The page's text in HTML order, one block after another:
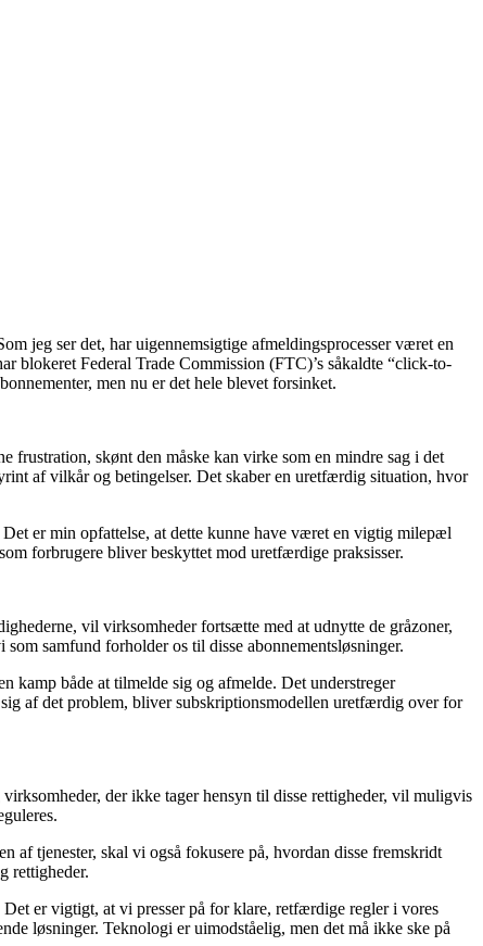
jeg ser det, har uigennemsigtige afmeldingsprocesser været en
blokeret Federal Trade Commission (FTC)’s såkaldte “click-to-
men nu er det hele blevet forsinket.
frustration, skønt den måske kan virke som en mindre sag i det
af vilkår og betingelser. Det skaber en uretfærdig situation, hvor
er min opfattelse, at dette kunne have været en vigtig milepæl
forbrugere bliver beskyttet mod uretfærdige praksisser.
vil virksomheder fortsætte med at udnytte de gråzoner,
samfund forholder os til disse abonnementsløsninger.
kamp både at tilmelde sig og afmelde. Det understreger
af det problem, bliver subskriptionsmodellen uretfærdig over for
der ikke tager hensyn til disse rettigheder, vil muligvis
af tjenester, skal vi også fokusere på, hvordan disse fremskridt
rettigheder.
er vigtigt, at vi presser på for klare, retfærdige regler i vores
løsninger. Teknologi er uimodståelig, men det må ikke ske på